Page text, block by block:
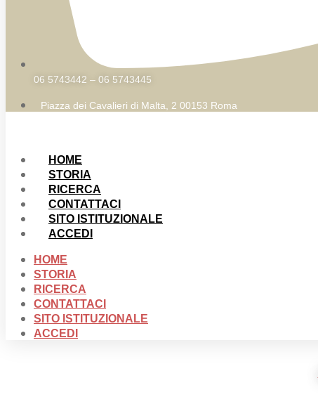
06 5743442 – 06 5743445
Piazza dei Cavalieri di Malta, 2 00153 Roma
HOME
STORIA
RICERCA
CONTATTACI
SITO ISTITUZIONALE
ACCEDI
HOME
STORIA
RICERCA
CONTATTACI
SITO ISTITUZIONALE
ACCEDI